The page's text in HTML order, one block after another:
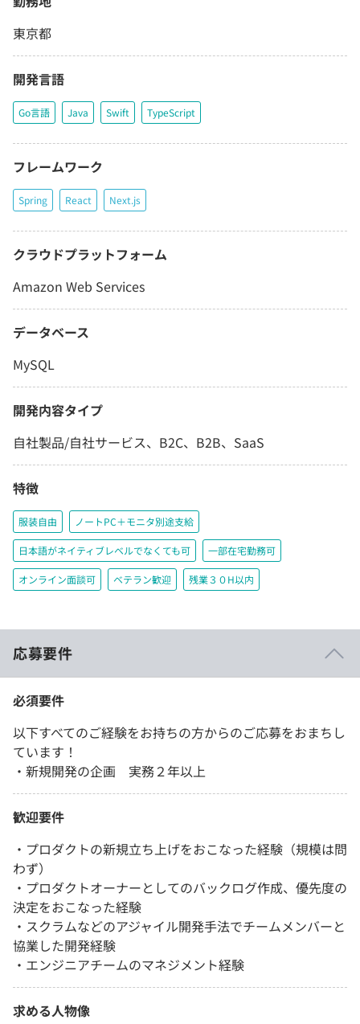
東京都
開発言語
Go言語 Java Swift TypeScript
フレームワーク
Spring React Next.js
クラウドプラットフォーム
Amazon Web Services
データベース
MySQL
開発内容タイプ
自社製品/自社サービス、B2C、B2B、SaaS
特徴
服装自由 ノートPC＋モニタ別途支給
日本語がネイティブレベルでなくても可 一部在宅勤務可
オンライン面談可 ベテラン歓迎 残業３０H以内
応募要件
必須要件
以下すべてのご経験をお持ちの方からのご応募をおまちし
ています！
・新規開発の企画 実務２年以上
歓迎要件
・プロダクトの新規立ち上げをおこなった経験（規模は問
わず）
・プロダクトオーナーとしてのバックログ作成、優先度の
決定をおこなった経験
・スクラムなどのアジャイル開発手法でチームメンバーと
協業した開発経験
・エンジニアチームのマネジメント経験
求める人物像